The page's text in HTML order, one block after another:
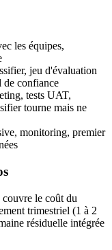
les équipes,
jeu d'évaluation
de confiance
tests UAT,
tourne mais ne
monitoring, premier
le coût du
trimestriel (1 à 2
résiduelle intégrée